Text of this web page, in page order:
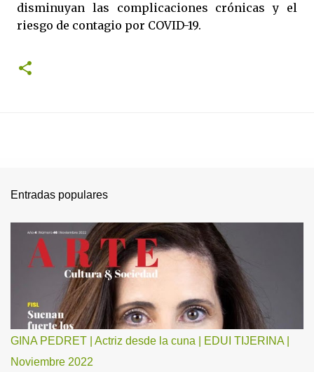
disminuyan las complicaciones crónicas y el
riesgo de contagio por COVID-19.
Entradas populares
GINA PEDRET | Actriz desde la cuna | EDUI TIJERINA |
Noviembre 2022